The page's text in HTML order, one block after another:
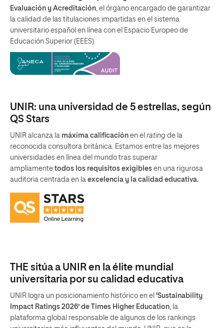
Evaluación y Acreditación, el órgano encargado de garantizar
la calidad de las titulaciones impartidas en el sistema
universitario español en línea con el Espacio Europeo de
Educación Superior (EEES).
UNIR: una universidad de 5 estrellas, según
QS Stars
UNIR alcanza la máxima calificación en el rating de la
reconocida consultora británica. Estamos entre las mejores
universidades en línea del mundo tras superar
ampliamente todos los requisitos exigibles en una rigurosa
auditoria centrada en la excelencia y la calidad educativa.
THE sitúa a UNIR en la élite mundial
universitaria por su calidad educativa
UNIR logra un posicionamiento histórico en el ‘Sustainability
Impact Ratings 2026’ de Times Higher Education, la
plataforma global responsable de algunos de los rankings